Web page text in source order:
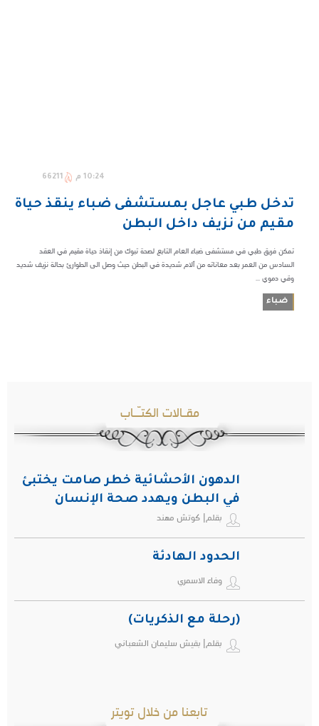
10:24 م 66211
تدخل طبي عاجل بمستشفى ضباء ينقذ حياة
مقيم من نزيف داخل البطن
تمكن فريق طبي في مستشفى ضباء العام التابع لصحة تبوك من إنقاذ حياة مقيم في العقد
السادس من العمر بعد معاناته من آلام شديدة في البطن حيث وصل الى الطوارئ بحالة نزيف شديد
وقي دموي ...
ضباء
مقـالات الكتـّـاب
الدهون الأحشائية خطر صامت يختبئ
في البطن ويهدد صحة الإنسان
بقلم| كوتش مهند
الحدود الهادئة
وفاء الاسمري
(رحلة مع الذكريات)
بقلم| بقيش سليمان الشعباني
تابعنا من خلال تويتر